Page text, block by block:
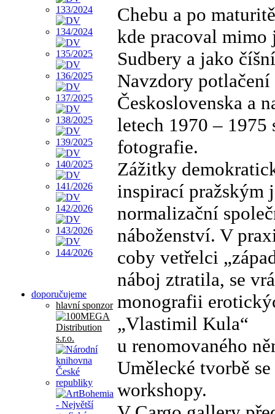
doporučujeme
hlavní sponzor
Chebu a po
kde pracoval
Sudbery a jako
Navzdory potlačení
Československa a
letech 1970 – 1975
fotografie.
Zážitky
inspirací pražským
normalizační
náboženství. V
coby vetřelci
náboj ztratila, se
monografii
„Vlastimil Kula“
u renomovaného
Umělecké tvorbě
workshopy.